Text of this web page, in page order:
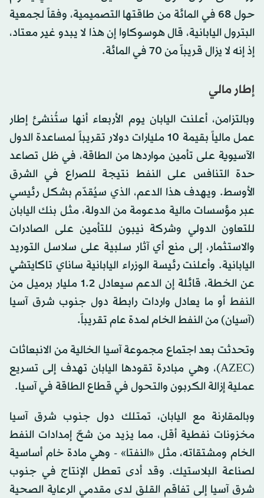
حول 68 في المائة من طاقتها التصميمية، وفقاً لجمعية
البترول اليابانية، قال هوسوكاوا إن هذا لا يبدو غير معتاد،
إذ إنه لا يزال قريباً من 70 في المائة.
إطار مالي
وبالتزامن، أعلنت اليابان يوم الأربعاء أنها ستُنشئ إطار
عمل مالياً بقيمة 10 مليارات دولار تقريباً لمساعدة الدول
الآسيوية على تأمين مواردها من الطاقة، في ظل تصاعد
حدة التنافس على النفط نتيجة للصراع في الشرق
الأوسط. ويهدف هذا الدعم، الذي سيُقدّم بشكل رئيسي
عبر مؤسسات مالية مدعومة من الدولة، مثل بنك اليابان
للتعاون الدولي وشركة نيبون للتأمين على الصادرات
والاستثمار، إلى منع أي آثار سلبية على سلاسل التوريد
اليابانية. وأعلنت رئيسة الوزراء اليابانية ساناي تاكايتشي
عن الخطة، قائلة إن الدعم سيعادل 1.2 مليار برميل من
النفط أو ما يعادل واردات رابطة دول جنوب شرق آسيا
(آسيان) من النفط الخام لمدة عام تقريباً.
وتحدثت بعد اجتماع مجموعة آسيا الخالية من الانبعاثات
(AZEC)، وهي مبادرة تقودها اليابان تهدف إلى تسريع
عملية إزالة الكربون والتحول في قطاع الطاقة في آسيا.
وبالمقارنة مع اليابان، تمتلك دول جنوب شرق آسيا
مخزونات نفطية أقل، مما يزيد من شحّ إمدادات النفط
الخام ومشتقاته، مثل «النفتا» - وهي مادة خام أساسية
لصناعة البلاستيك. وقد أدى تعطل الإنتاج في جنوب
شرق آسيا إلى تفاقم القلق لدى مقدمي الرعاية الصحية